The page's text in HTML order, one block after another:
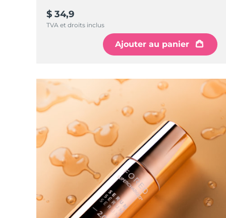
$ 34,9
TVA et droits inclus
Ajouter au panier